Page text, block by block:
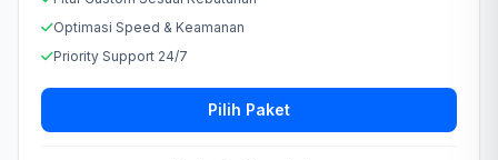
Optimasi Speed & Keamanan
Priority Support 24/7
Pilih Paket